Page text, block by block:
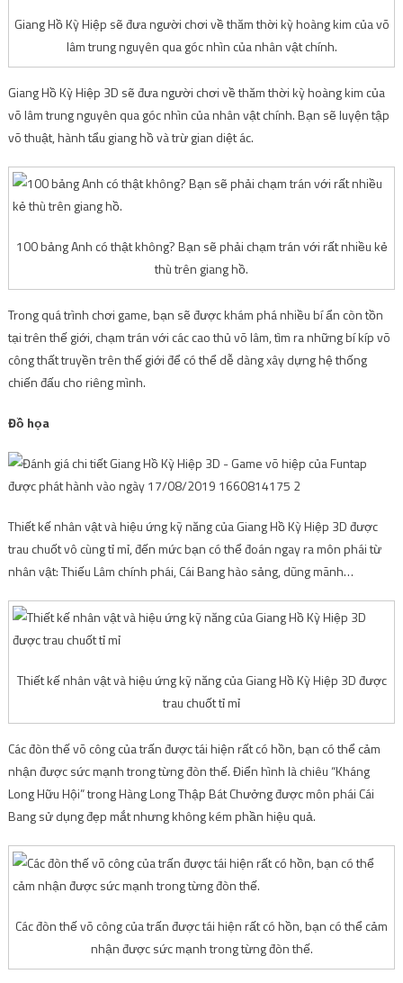
Giang Hồ Kỳ Hiệp sẽ đưa người chơi về thăm thời kỳ hoàng kim của võ
lâm trung nguyên qua góc nhìn của nhân vật chính.
Giang Hồ Kỳ Hiệp 3D sẽ đưa người chơi về thăm thời kỳ hoàng kim của
võ lâm trung nguyên qua góc nhìn của nhân vật chính. Bạn sẽ luyện tập
võ thuật, hành tẩu giang hồ và trừ gian diệt ác.
100 bảng Anh có thật không? Bạn sẽ phải chạm trán với rất nhiều kẻ
thù trên giang hồ.
Trong quá trình chơi game, bạn sẽ được khám phá nhiều bí ẩn còn tồn
tại trên thế giới, chạm trán với các cao thủ võ lâm, tìm ra những bí kíp võ
công thất truyền trên thế giới để có thể dễ dàng xây dựng hệ thống
chiến đấu cho riêng mình.
Đồ họa
Thiết kế nhân vật và hiệu ứng kỹ năng của Giang Hồ Kỳ Hiệp 3D được
trau chuốt vô cùng tỉ mỉ, đến mức bạn có thể đoán ngay ra môn phái từ
nhân vật: Thiếu Lâm chính phái, Cái Bang hào sảng, dũng mãnh…
Thiết kế nhân vật và hiệu ứng kỹ năng của Giang Hồ Kỳ Hiệp 3D được
trau chuốt tỉ mỉ
Các đòn thế võ công của trấn được tái hiện rất có hồn, bạn có thể cảm
nhận được sức mạnh trong từng đòn thế. Điển hình là chiêu “Kháng
Long Hữu Hội” trong Hàng Long Thập Bát Chưởng được môn phái Cái
Bang sử dụng đẹp mắt nhưng không kém phần hiệu quả.
Các đòn thế võ công của trấn được tái hiện rất có hồn, bạn có thể cảm
nhận được sức mạnh trong từng đòn thế.